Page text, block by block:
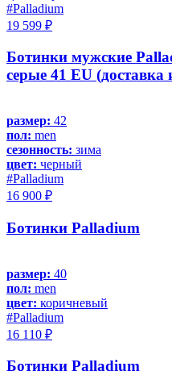
#Palladium
19 599 ₽
Ботинки мужские
серые 41 EU (доставка
размер: 42
пол: men
сезонность: зима
цвет: черный
#Palladium
16 900 ₽
Ботинки Palladium
размер: 40
пол: men
цвет: коричневый
#Palladium
16 110 ₽
Ботинки Palladium